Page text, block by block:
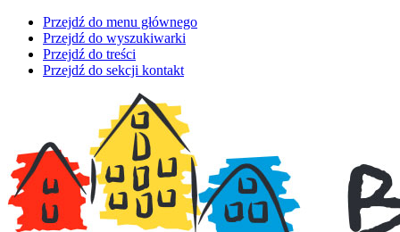
Przejdź do menu głównego
Przejdź do wyszukiwarki
Przejdź do treści
Przejdź do sekcji kontakt